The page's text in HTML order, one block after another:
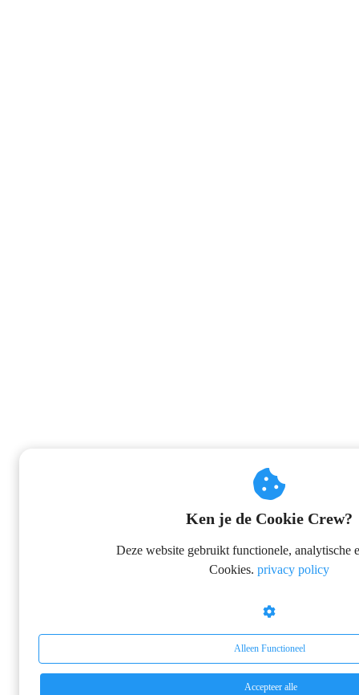
Ken je de Cookie Crew?
Deze website gebruikt functionele, analytische
Cookies. privacy policy
Alleen Functioneel
Accepteer alle